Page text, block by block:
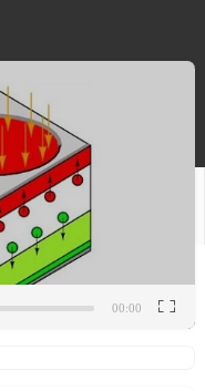
نمایشگر
00:00